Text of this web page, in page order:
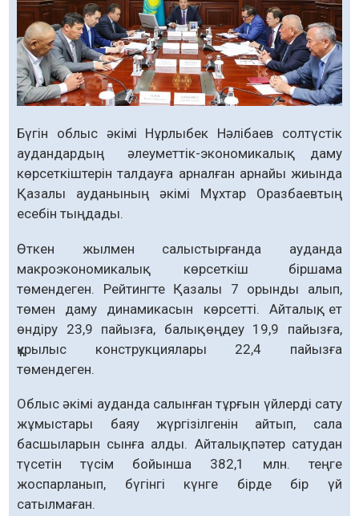
Бүгін облыс әкімі Нұрлыбек Нәлібаев солтүстік
аудандардың әлеуметтік-экономикалық даму
көрсеткіштерін талдауға арналған арнайы жиында
Қазалы ауданының әкімі Мұхтар Оразбаевтың
есебін тыңдады.
Өткен жылмен салыстырғанда ауданда
макроэкономикалық көрсеткіш біршама
төмендеген. Рейтингте Қазалы 7 орынды алып,
төмен даму динамикасын көрсетті. Айталық, ет
өндіру 23,9 пайызға, балық өңдеу 19,9 пайызға,
құрылыс конструкциялары 22,4 пайызға
төмендеген.
Облыс әкімі ауданда салынған тұрғын үйлерді сату
жұмыстары баяу жүргізілгенін айтып, сала
басшыларын сынға алды. Айталық, пәтер сатудан
түсетін түсім бойынша 382,1 млн. теңге
жоспарланып, бүгінгі күнге бірде бір үй
сатылмаған.